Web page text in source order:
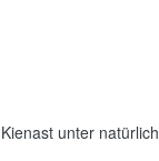
Kienast unter